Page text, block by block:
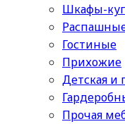
Шкафы-
Гостиные
Прихожие
Детская и
Прочая